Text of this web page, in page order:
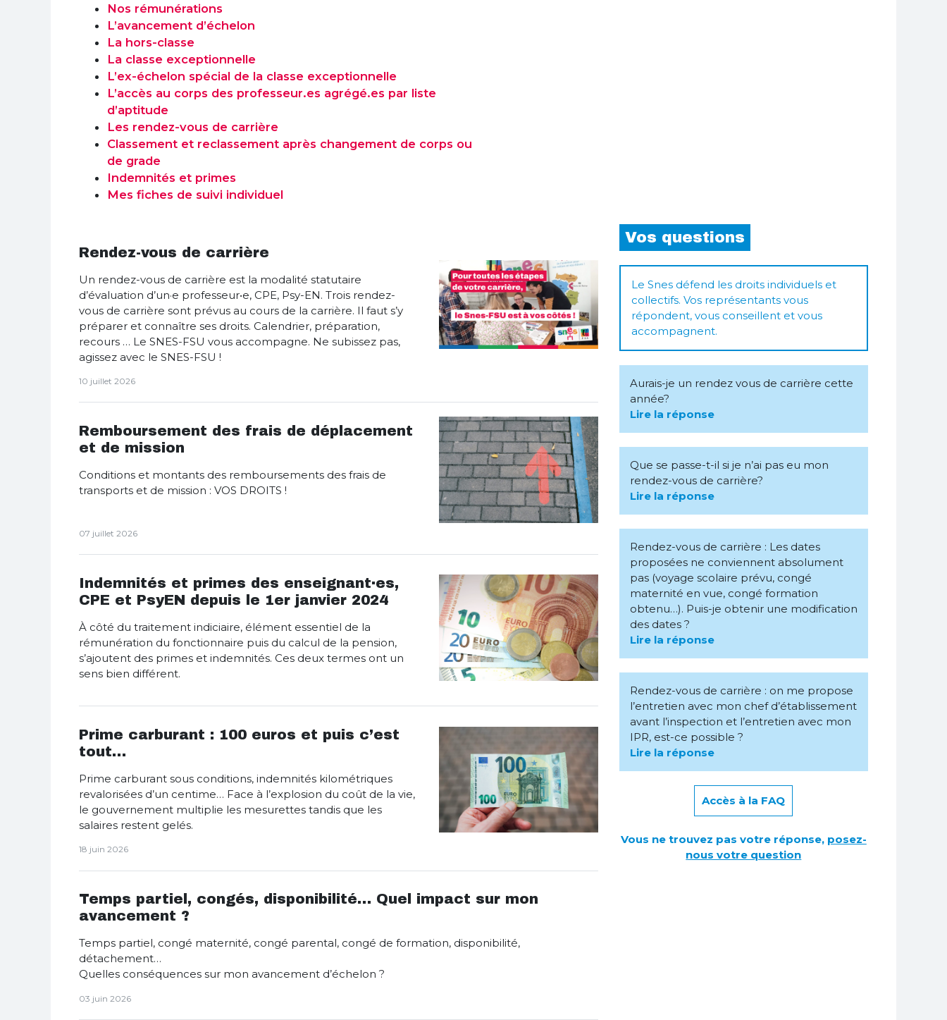
Nos rémunérations
L’avancement d’échelon
La hors-classe
La classe exceptionnelle
L’ex-échelon spécial de la classe exceptionnelle
L’accès au corps des professeur.es agrégé.es par liste
d’aptitude
Les rendez-vous de carrière
Classement et reclassement après changement de corps ou
de grade
Indemnités et primes
Mes fiches de suivi individuel
Rendez-vous de carrière
Un rendez-vous de carrière est la modalité statutaire
d’évaluation d’un·e professeur•e, CPE, Psy-EN. Trois rendez-
vous de carrière sont prévus au cours de la carrière. Il faut s’y
préparer et connaître ses droits. Calendrier, préparation,
recours … Le SNES-FSU vous accompagne. Ne subissez pas,
agissez avec le SNES-FSU !
10 juillet 2026
Remboursement des frais de déplacement
et de mission
Conditions et montants des remboursements des frais de
transports et de mission : VOS DROITS !
07 juillet 2026
Indemnités et primes des enseignant·es,
CPE et PsyEN depuis le 1er janvier 2024
À côté du traitement indiciaire, élément essentiel de la
rémunération du fonctionnaire puis du calcul de la pension,
s’ajoutent des primes et indemnités. Ces deux termes ont un
sens bien différent.
Prime carburant : 100 euros et puis c’est
tout…
Prime carburant sous conditions, indemnités kilométriques
revalorisées d’un centime… Face à l’explosion du coût de la vie,
le gouvernement multiplie les mesurettes tandis que les
salaires restent gelés.
18 juin 2026
Temps partiel, congés, disponibilité… Quel impact sur mon
avancement ?
Temps partiel, congé maternité, congé parental, congé de formation, disponibilité,
détachement…
Quelles conséquences sur mon avancement d’échelon ?
03 juin 2026
Vos questions
Le Snes défend les droits individuels et
collectifs. Vos représentants vous
répondent, vous conseillent et vous
accompagnent.
Aurais-je un rendez vous de carrière cette
année?
Lire la réponse
Que se passe-t-il si je n’ai pas eu mon
rendez-vous de carrière?
Lire la réponse
Rendez-vous de carrière : Les dates
proposées ne conviennent absolument
pas (voyage scolaire prévu, congé
maternité en vue, congé formation
obtenu…). Puis-je obtenir une modification
des dates ?
Lire la réponse
Rendez-vous de carrière : on me propose
l’entretien avec mon chef d’établissement
avant l’inspection et l’entretien avec mon
IPR, est-ce possible ?
Lire la réponse
Accès à la FAQ
Vous ne trouvez pas votre réponse, posez-
nous votre question